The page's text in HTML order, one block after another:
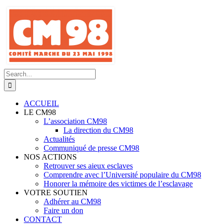
Skip
content
Search
for:
ACCUEIL
LE CM98
L’association CM98
La direction du CM98
Actualités
Communiqué de presse CM98
NOS ACTIONS
Retrouver ses aieux esclaves
Comprendre avec l’Université populaire du CM98
Honorer la mémoire des victimes de l’esclavage
VOTRE SOUTIEN
Adhérer au CM98
Faire un don
CONTACT